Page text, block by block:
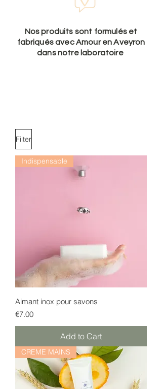
Nos produits sont formulés et
fabriqués avec Amour en Aveyron
dans notre laboratoire
Filter
Indispensable
Aimant inox pour savons
Price
€7.00
Add to Cart
CREME MAINS